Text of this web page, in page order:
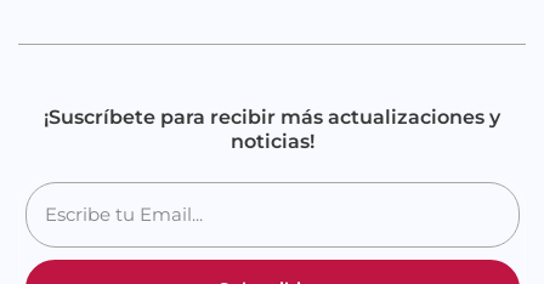
¡Suscríbete para recibir más actualizaciones y
noticias!